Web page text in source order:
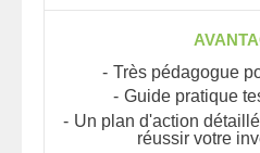
Très pédagogue
Guide pratique
Un plan d'action
réussir votre